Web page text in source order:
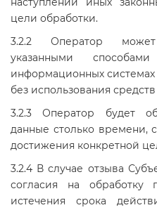
цели обработки.
3.2.2 Оператор
указанными
информационных системах
без использования
3.2.3 Оператор будет
данные столько времени,
достижения конкретной
3.2.4 В случае отзыва
согласия на обработку
истечения срока